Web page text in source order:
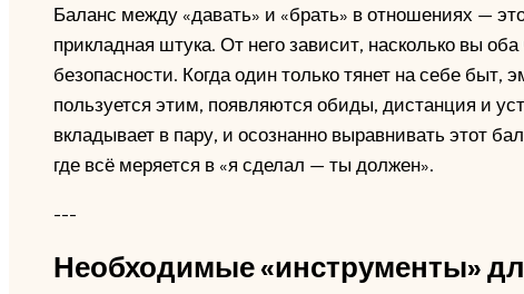
Баланс между «давать» и «брать» в отношениях —
прикладная штука. От него зависит, насколько вы
безопасности. Когда один только тянет на себе
пользуется этим, появляются обиды, дистанция и
вкладывает в пару, и осознанно выравнивать этот
где всё меряется в «я сделал — ты должен».
---
Необходимые «инструменты»